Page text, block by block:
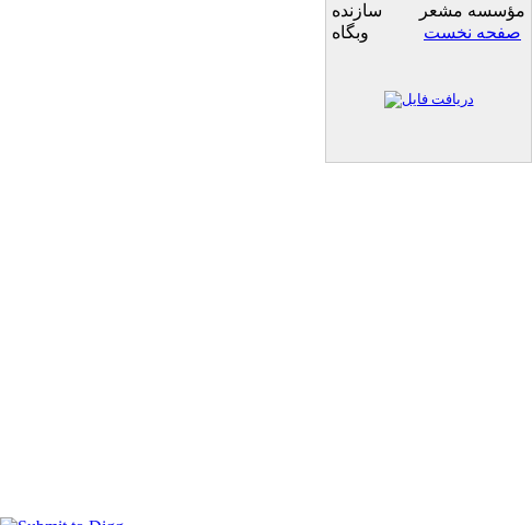
سازنده
مؤسسه مشعر
وبگاه
صفحه نخست